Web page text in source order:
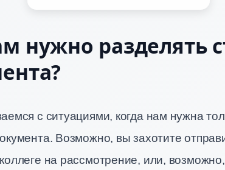
нужно разделять
с ситуациями, когда нам нужна
Возможно, вы захотите
на рассмотрение, или,